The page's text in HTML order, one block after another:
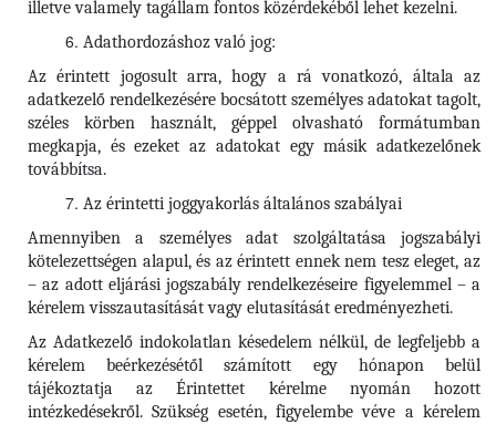
illetve valamely tagállam fontos közérdekéből lehet kezelni.
Adathordozáshoz való jog:
Az érintett jogosult arra, hogy a rá vonatkozó, általa az
adatkezelő rendelkezésére bocsátott személyes adatokat tagolt,
széles körben használt, géppel olvasható formátumban
megkapja, és ezeket az adatokat egy másik adatkezelőnek
továbbítsa.
Az érintetti joggyakorlás általános szabályai
Amennyiben a személyes adat szolgáltatása jogszabályi
kötelezettségen alapul, és az érintett ennek nem tesz eleget, az
– az adott eljárási jogszabály rendelkezéseire figyelemmel – a
kérelem visszautasítását vagy elutasítását eredményezheti.
Az Adatkezelő indokolatlan késedelem nélkül, de legfeljebb a
kérelem beérkezésétől számított egy hónapon belül
tájékoztatja az Érintettet kérelme nyomán hozott
intézkedésekről. Szükség esetén, figyelembe véve a kérelem